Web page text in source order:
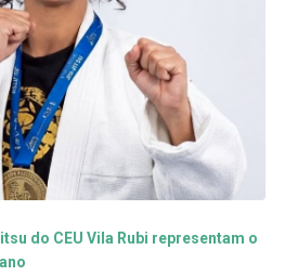
do CEU Vila Rubi representam o